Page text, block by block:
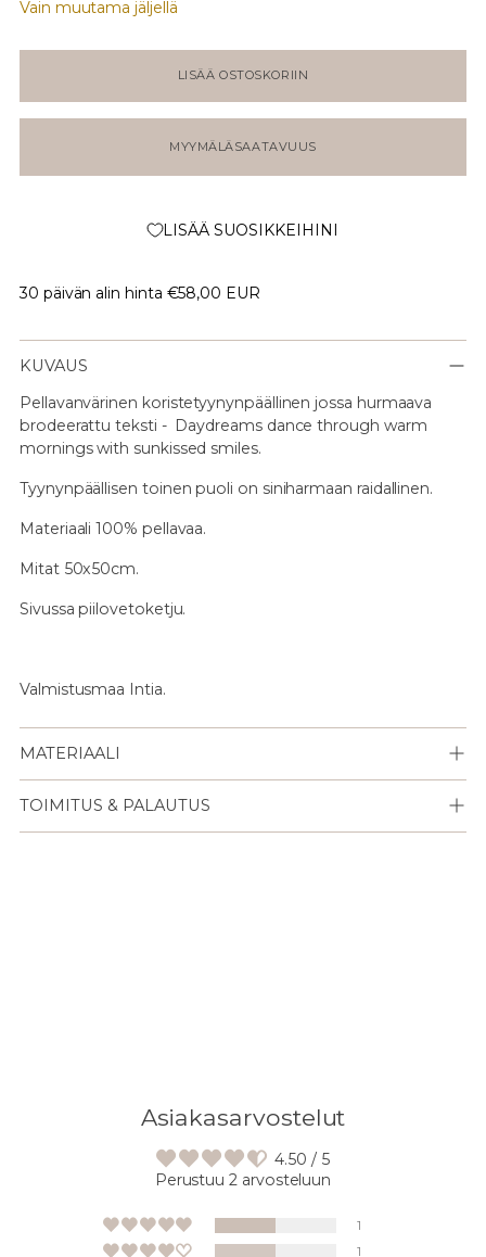
Vain muutama jäljellä
LISÄÄ OSTOSKORIIN
MYYMÄLÄSAATAVUUS
LISÄÄ SUOSIKKEIHINI
30 päivän alin hinta €58,00 EUR
KUVAUS
Pellavanvärinen koristetyynynpäällinen jossa hurmaava
brodeerattu teksti - Daydreams dance through warm
mornings with sunkissed smiles.
Tyynynpäällisen toinen puoli on siniharmaan raidallinen.
Materiaali 100% pellavaa.
Mitat 50x50cm.
Sivussa piilovetoketju.
Valmistusmaa Intia.
MATERIAALI
TOIMITUS & PALAUTUS
Asiakasarvostelut
4.50 / 5
Perustuu 2 arvosteluun
1
1